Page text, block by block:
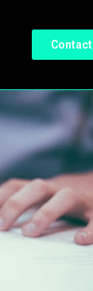
Contact